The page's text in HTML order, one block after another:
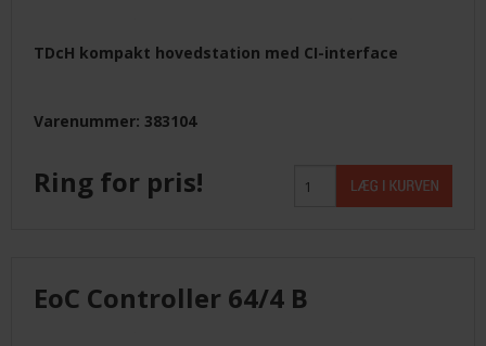
BETINGELSER
FORSIDE
KUNDECENTER
TDcH kompakt hovedstation med CI-interface
Varenummer: 383104
Ring for pris!
EoC Controller 64/4 B